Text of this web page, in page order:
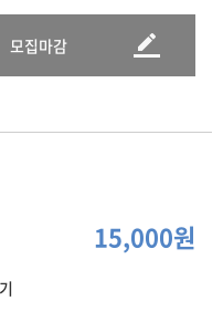
모집마감
15,000원